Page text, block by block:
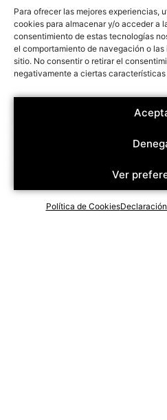
Para ofrecer las mejores experiencias,
cookies para almacenar y/o acceder a
consentimiento de estas tecnologías
el comportamiento de navegación o
sitio. No consentir o retirar el
negativamente a ciertas
Ver
Política de Cookies